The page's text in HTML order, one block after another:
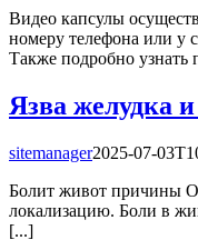
Видео капсулы
номеру телефона или у
Также подробно узнать
Язва желудка
sitemanager2025-07-
Болит живот причины
локализацию. Боли в
[...]